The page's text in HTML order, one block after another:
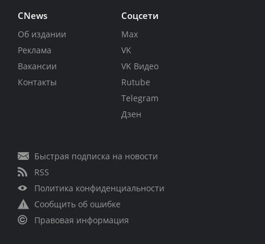
CNews
Об издании
Реклама
Вакансии
Контакты
Соцсети
Max
VK
VK Видео
Rutube
Telegram
Дзен
Быстрая подписка на новости
RSS
Политика конфиденциальности
Сообщить об ошибке
Правовая информация